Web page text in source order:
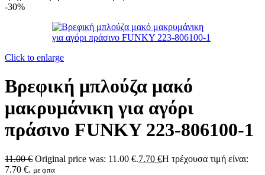
-30%
Click to enlarge
Βρεφική μπλούζα μακό
μακρυμάνικη για αγόρι
πράσινο FUNKY 223-806100-1
11.00€ Original price was: 11.00 €.7.70 €Η τρέχουσα τιμή είναι:
7.70 €. με φπα